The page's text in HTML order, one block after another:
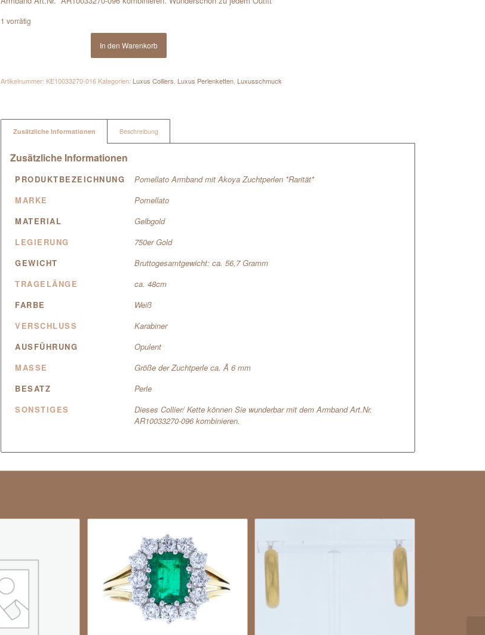
1 vorrätig
In den Warenkorb
Artikelnummer: KE10033270-016 Kategorien: Luxus Colliers, Luxus Perlenketten, Luxusschmuck
Zusätzliche Informationen Beschreibung
Zusätzliche Informationen
PRODUKTBEZEICHNUNG
Pomellato Armband mit Akoya Zuchtperlen *Rarität*
MARKE
Pomellato
MATERIAL
Gelbgold
LEGIERUNG
750er Gold
GEWICHT
Bruttogesamtgewicht: ca. 56,7 Gramm
TRAGELÄNGE
ca. 48cm
FARBE
Weiß
VERSCHLUSS
Karabiner
AUSFÜHRUNG
Opulent
MASSE
Größe der Zuchtperle ca. Ã 6 mm
BESATZ
Perle
SONSTIGES
Dieses Collier/ Kette können Sie wunderbar mit dem Armband Art.Nr.
AR10033270-096 kombinieren.